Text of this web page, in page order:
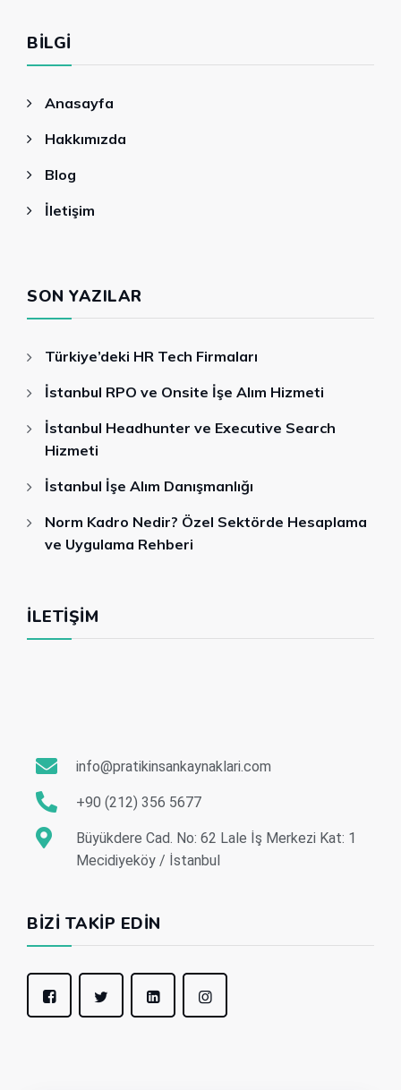
BILGI
Anasayfa
Hakkımızda
Blog
İletişim
SON YAZILAR
Türkiye’deki HR Tech Firmaları
İstanbul RPO ve Onsite İşe Alım Hizmeti
İstanbul Headhunter ve Executive Search
Hizmeti
İstanbul İşe Alım Danışmanlığı
Norm Kadro Nedir? Özel Sektörde Hesaplama
ve Uygulama Rehberi
İLETIŞIM
info@pratikinsankaynaklari.com
+90 (212) 356 5677
Büyükdere Cad. No: 62 Lale İş Merkezi Kat: 1
Mecidiyeköy / İstanbul
BIZI TAKIP EDIN